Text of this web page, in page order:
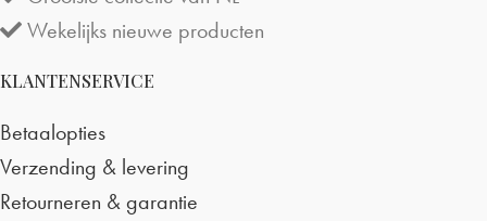
Wekelijks nieuwe producten
KLANTENSERVICE
Betaalopties
Verzending & levering
Retourneren & garantie